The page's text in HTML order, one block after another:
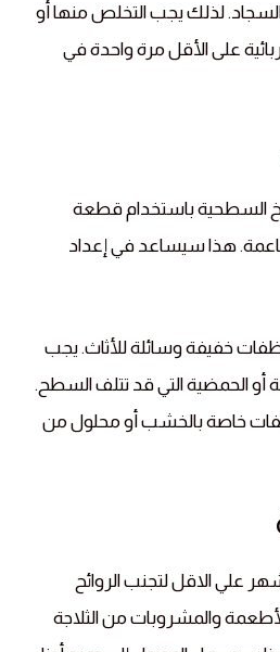
السجاد. لذلك يجب التخلص منها أو
على الأقل مرة واحدة في
السطحية باستخدام قطعة
هذا سيساعد في إعداد
خفيفة وسائلة للأثاث. يجب
الحمضية التي قد تتلف السطح.
خاصة بالخشب أو محلول من
علي الاقل لتجنب الروائح
والمشروبات من الثلاجة